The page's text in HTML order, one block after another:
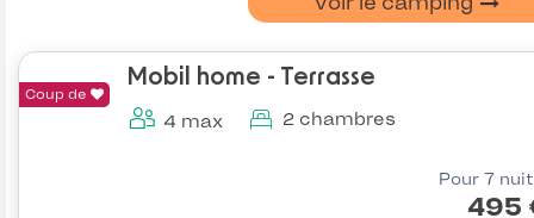
Coup de
Mobil home - Terrasse
4 max 2 chambres
Pour 7
495